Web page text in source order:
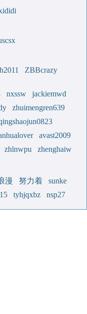
ZBBcrazy
nxssw
jackiemwd
zhuimengren639
avast2009
zhlnwpu
zhenghaiw
漫 努力着
sunke
tyhjqxbz nsp27